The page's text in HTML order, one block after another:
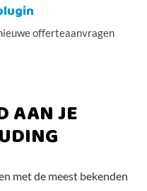
offerteaanvragen
AAN JE
met de meest bekenden